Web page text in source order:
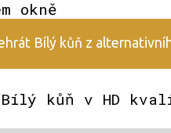
okně
Bílý kůň z
kůň v HD